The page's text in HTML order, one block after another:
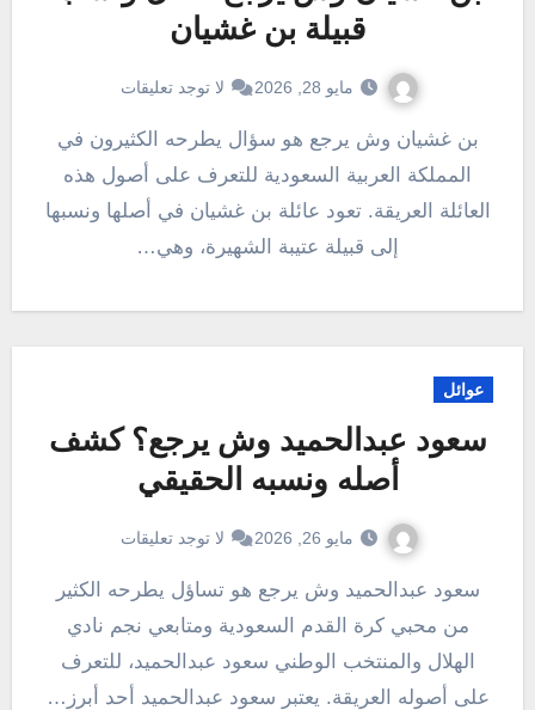
قبيلة بن غشيان
مايو 28, 2026 لا توجد تعليقات
بن غشيان وش يرجع هو سؤال يطرحه الكثيرون في
المملكة العربية السعودية للتعرف على أصول هذه
العائلة العريقة. تعود عائلة بن غشيان في أصلها ونسبها
إلى قبيلة عتيبة الشهيرة، وهي…
عوائل
سعود عبدالحميد وش يرجع؟ كشف
أصله ونسبه الحقيقي
مايو 26, 2026 لا توجد تعليقات
سعود عبدالحميد وش يرجع هو تساؤل يطرحه الكثير
من محبي كرة القدم السعودية ومتابعي نجم نادي
الهلال والمنتخب الوطني سعود عبدالحميد، للتعرف
على أصوله العريقة. يعتبر سعود عبدالحميد أحد أبرز…